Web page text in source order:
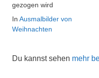
gezogen wird
In Ausmalbilder von
Weihnachten
Du kannst sehen mehr